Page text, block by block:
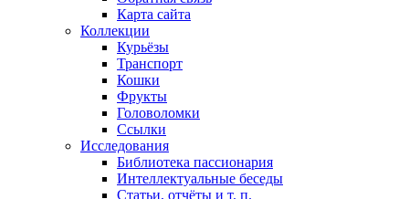
Карта сайта
Коллекции
Курьёзы
Транспорт
Кошки
Фрукты
Головоломки
Ссылки
Исследования
Библиотека пассионария
Интеллектуальные беседы
Статьи, отчёты и т. п.